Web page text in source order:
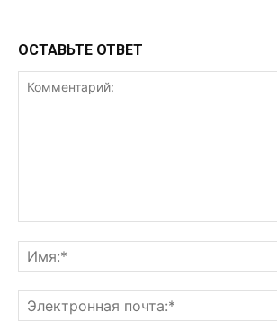
ОСТАВЬТЕ ОТВЕТ